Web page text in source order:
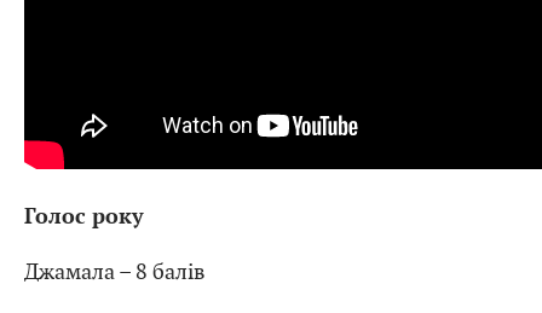
Голос року
Джамала – 8 балів